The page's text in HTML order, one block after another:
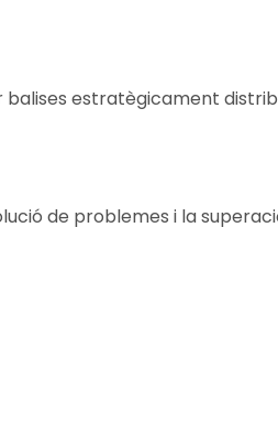
estratègicament
de problemes i la